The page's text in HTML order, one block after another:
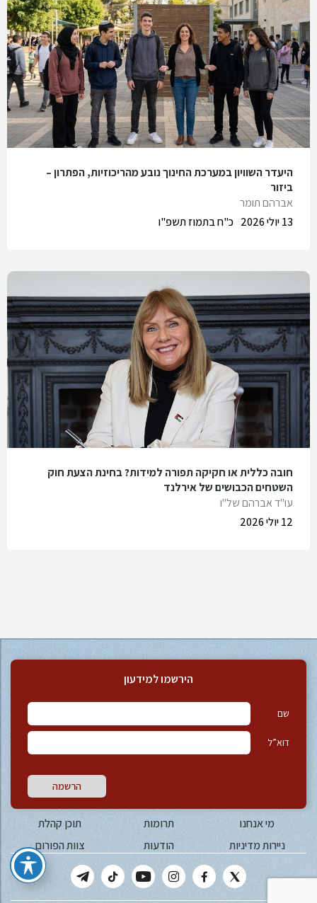
היעדר השוויון במערכת החינוך נובע מהריכוזיות, הפתרון –
ביזור
אברהם תומר
כ"ח בתמוז תשפ"ו
13 יולי 2026
חובה כללית או חקיקה תפורה למידות? בחינת הצעת חוק
השטחים הכבושים של אירלנד
עו"ד אברהם של"ו
12 יולי 2026
הירשמו למידעון
שם
דוא”ל
הרשמה
מי אנחנו תרומות
תוכן קהלת
ניירות מדיניות
הודעות צוות הפורום